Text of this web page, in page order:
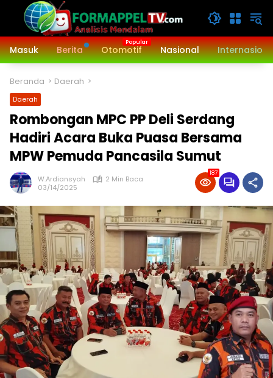
Langsung
konten
Masuk
Berita Otomotif Nasional
Beranda Daerah
Daerah
Rombongan MPC PP Deli Serdang
Hadiri Acara Buka Puasa Bersama
MPW Pemuda Pancasila Sumut
W.Ardiansyah
2 Min Baca
03/14/2025
187